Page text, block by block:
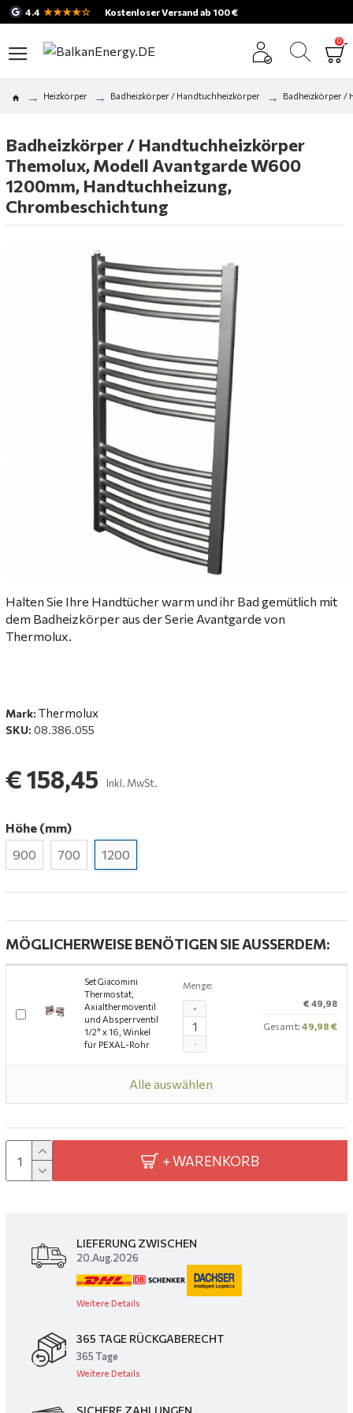
4.4 ★★★★☆ Kostenloser Versand ab 100 €
0
Heizkörper Badheizkörper / Handtuchheizkörper Badheizkörper /
Badheizkörper / Handtuchheizkörper
Themolux, Modell Avantgarde W600
1200mm, Handtuchheizung,
Chrombeschichtung
Halten Sie Ihre Handtücher warm und ihr Bad gemütlich mit
dem Badheizkörper aus der Serie Avantgarde von
Thermolux.
Mark: Thermolux
SKU: 08.386.055
€ 158,45 Inkl. MwSt.
Höhe (mm)
900
700 1200
MÖGLICHERWEISE BENÖTIGEN SIE AUSSERDEM:
Set Giacomini
Thermostat,
Axialthermoventil
und Absperrventil
1/2" x 16, Winkel
für PEXAL-Rohr
Menge:
-
+ € 49,98
Gesamt: 49,98 €
Alle auswählen
+ WARENKORB
LIEFERUNG ZWISCHEN
20.Aug.2026
Weitere Details
365 TAGE RÜCKGABERECHT
365 Tage
Weitere Details
SICHERE ZAHLUNGEN